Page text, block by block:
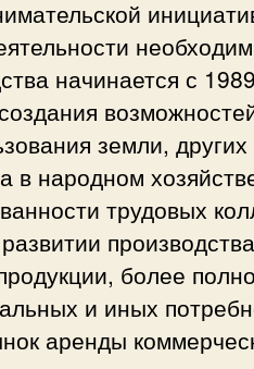
начинается с
земли,
в народном
трудовых
более
и иных
аренды